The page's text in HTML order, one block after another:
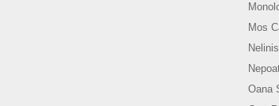
Mos
Oana